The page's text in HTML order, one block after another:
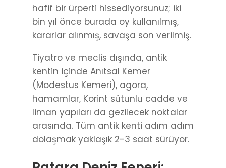
hafif bir ürperti hissediyorsunuz; iki
bin yıl önce burada oy kullanılmış,
kararlar alınmış, savaşa son verilmiş.
Tiyatro ve meclis dışında, antik
kentin içinde Anıtsal Kemer
(Modestus Kemeri), agora,
hamamlar, Korint sütunlu cadde ve
liman yapıları da gezilecek noktalar
arasında. Tüm antik kenti adım adım
dolaşmak yaklaşık 2-3 saat sürüyor.